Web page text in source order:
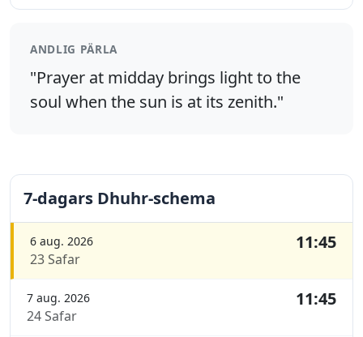
ANDLIG PÄRLA
"Prayer at midday brings light to the
soul when the sun is at its zenith."
7-dagars Dhuhr-schema
6 aug. 2026
23 Safar
11:45
7 aug. 2026
24 Safar
11:45